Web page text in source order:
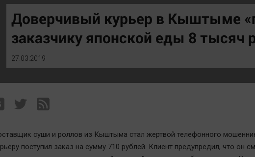
Челябинск космический
Другие рубрики
English version
Online-консультация
Вкусное
Гороскоп
ЖКХ
Интервью
Доверчивый курьер в Кыштыме
заказчику японской еды 8 тысяч
27.03.2019
суши и роллов из Кыштыма стал жертвой телефонного
поступил заказ на сумму 710 рублей. Клиент предупредил, что он